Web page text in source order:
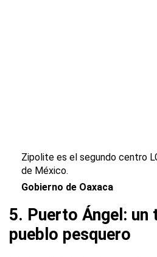
Zipolite es el segundo centro
de México.
Gobierno de Oaxaca
5. Puerto Ángel: un
pueblo pesquero